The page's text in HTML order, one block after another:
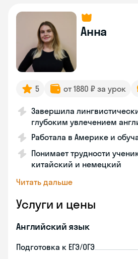
Анна
5 от 1880 ₽ за урок
Завершила
глубоким увлечением
Работала в Америке и
Понимает трудности
китайский и немецкий
Читать дальше
Услуги и цены
Английский язык
Подготовка к ЕГЭ/ОГЭ